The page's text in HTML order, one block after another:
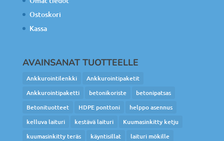
Ostoskori
Kassa
AVAINSANAT TUOTTEELLE
Ankkurointilenkki
Ankkurointipaketit
Ankkurointipaketti
betonikoriste
betonipatsas
Betonituotteet
HDPE ponttoni
helppo asennus
kelluva laituri
kestävä laituri
Kuumasinkitty ketju
kuumasinkitty teräs
käyntisillat
laituri mökille